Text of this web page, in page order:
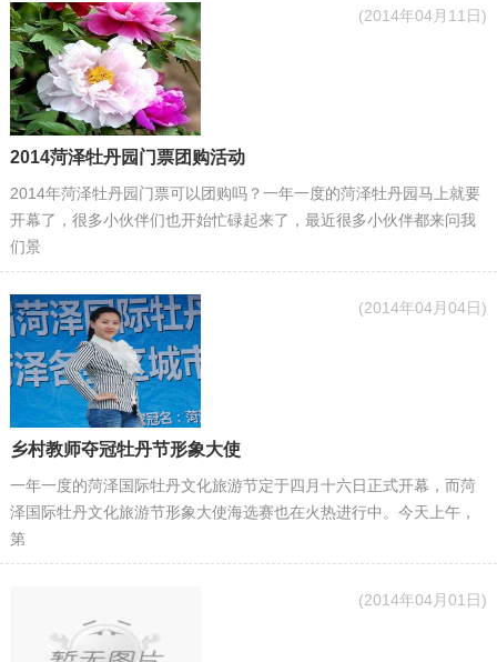
(2014年04月11日)
2014菏泽牡丹园门票团购活动
2014年菏泽牡丹园门票可以团购吗？一年一度的菏泽牡丹园马上就要
开幕了，很多小伙伴们也开始忙碌起来了，最近很多小伙伴都来问我
们景
(2014年04月04日)
乡村教师夺冠牡丹节形象大使
一年一度的菏泽国际牡丹文化旅游节定于四月十六日正式开幕，而菏
泽国际牡丹文化旅游节形象大使海选赛也在火热进行中。今天上午，
第
(2014年04月01日)